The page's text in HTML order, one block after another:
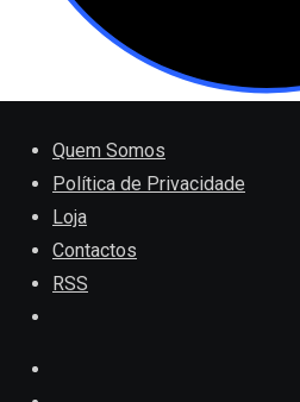
Quem Somos
Política de Privacidade
Loja
Contactos
RSS